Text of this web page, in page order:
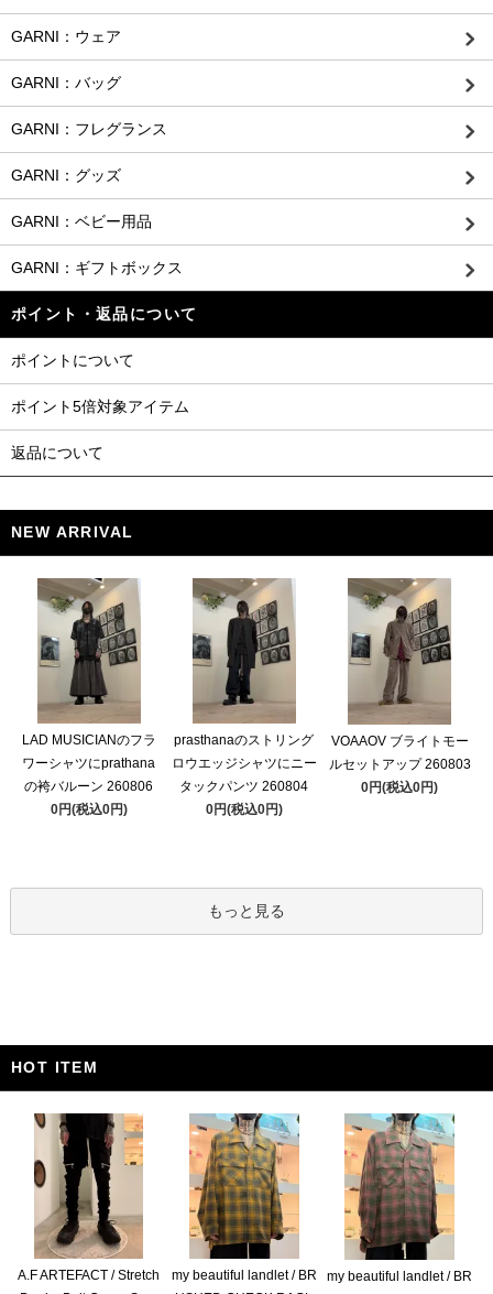
GARNI：ウェア
GARNI：バッグ
GARNI：フレグランス
GARNI：グッズ
GARNI：ベビー用品
GARNI：ギフトボックス
ポイント・返品について
ポイントについて
ポイント5倍対象アイテム
返品について
NEW ARRIVAL
LAD MUSICIANのフラ
ワーシャツにprathana
の袴バルーン 260806
0円(税込0円)
prasthanaのストリング
ロウエッジシャツにニー
タックパンツ 260804
0円(税込0円)
VOAAOV ブライトモー
ルセットアップ 260803
0円(税込0円)
もっと見る
HOT ITEM
A.F ARTEFACT / Stretch
my beautiful landlet / BR
my beautiful landlet / BR